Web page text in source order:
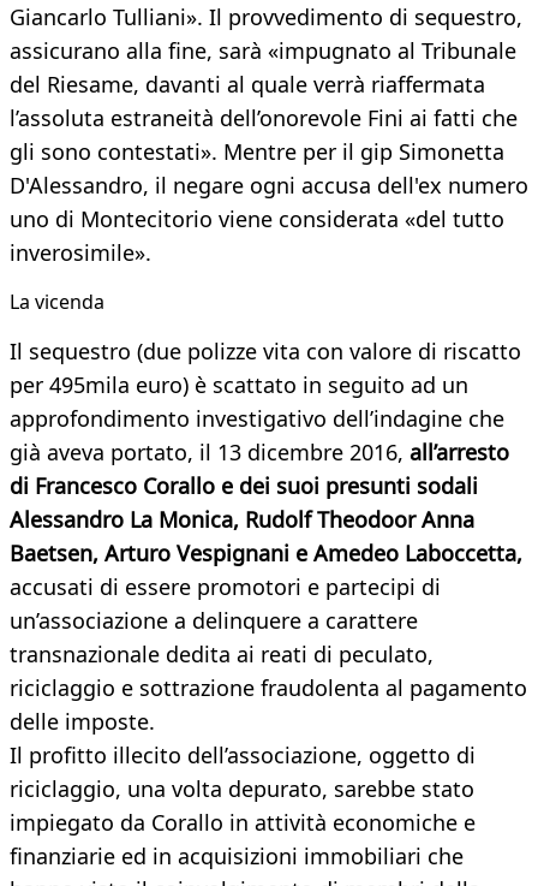
Giancarlo Tulliani». Il provvedimento di sequestro,
assicurano alla fine, sarà «impugnato al Tribunale
del Riesame, davanti al quale verrà riaffermata
l’assoluta estraneità dell’onorevole Fini ai fatti che
gli sono contestati». Mentre per il gip Simonetta
D'Alessandro, il negare ogni accusa dell'ex numero
uno di Montecitorio viene considerata «del tutto
inverosimile».
La vicenda
Il sequestro (due polizze vita con valore di riscatto
per 495mila euro) è scattato in seguito ad un
approfondimento investigativo dell’indagine che
già aveva portato, il 13 dicembre 2016, all’arresto
di Francesco Corallo e dei suoi presunti sodali
Alessandro La Monica, Rudolf Theodoor Anna
Baetsen, Arturo Vespignani e Amedeo Laboccetta,
accusati di essere promotori e partecipi di
un’associazione a delinquere a carattere
transnazionale dedita ai reati di peculato,
riciclaggio e sottrazione fraudolenta al pagamento
delle imposte.
Il profitto illecito dell’associazione, oggetto di
riciclaggio, una volta depurato, sarebbe stato
impiegato da Corallo in attività economiche e
finanziarie ed in acquisizioni immobiliari che